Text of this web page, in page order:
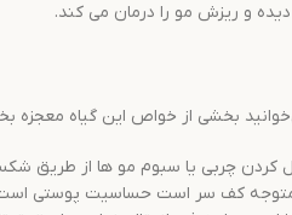
و ریزش مو را درمان می کند.
بخشی از خواص این گیاه
کردن چربی یا سبوم مو ها از طریق
کف سر است حساسیت پوستی